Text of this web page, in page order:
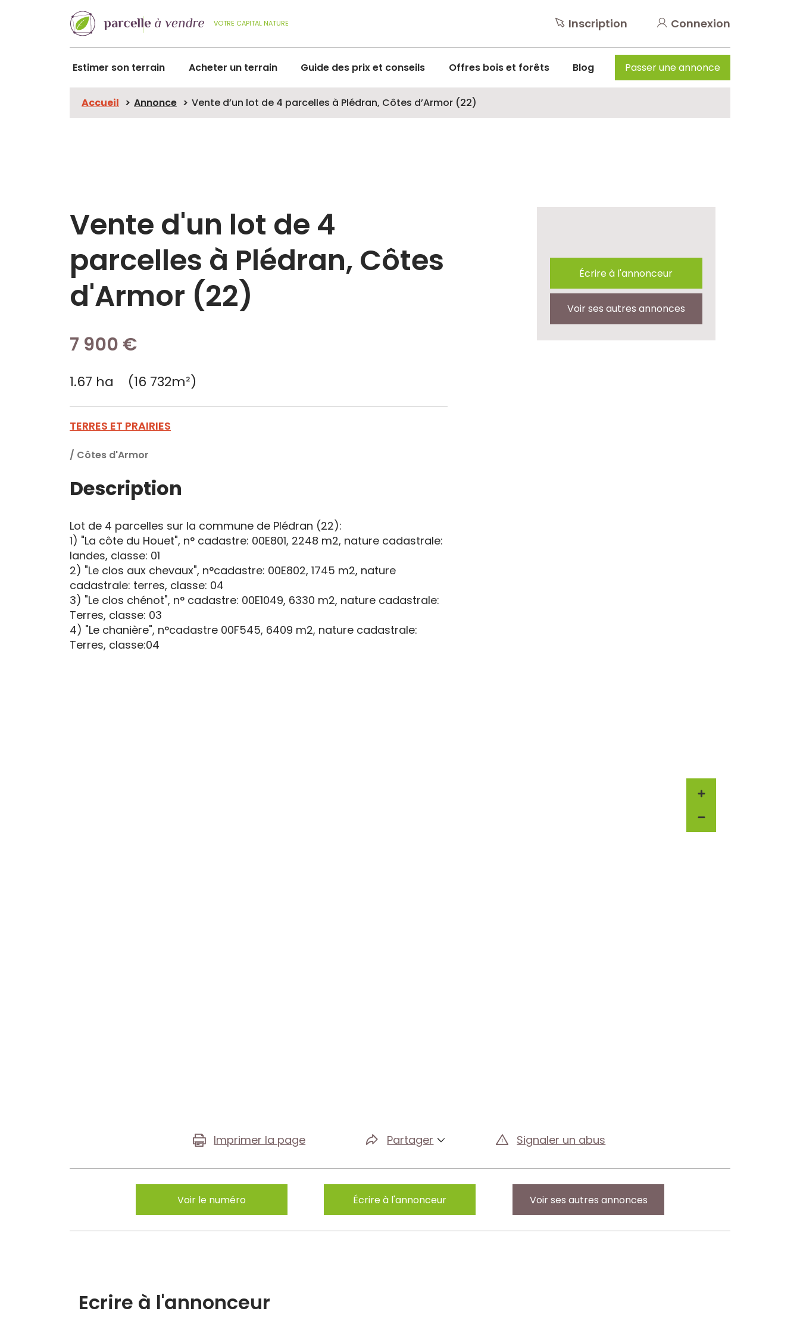
VOTRE CAPITAL NATURE Inscription Connexion
Estimer son terrain Acheter un terrain Guide des prix et conseils Offres bois et forêts Blog Passer une annonce
Accueil Annonce Vente d’un lot de 4 parcelles à Plédran, Côtes d’Armor (22)
Vente d'un lot de 4
parcelles à Plédran, Côtes
d'Armor (22)
7 900 €
1.67 ha (16 732m²)
TERRES ET PRAIRIES
/ Côtes d'Armor
Description
Lot de 4 parcelles sur la commune de Plédran (22):
1) "La côte du Houet", n° cadastre: 00E801, 2248 m2, nature cadastrale:
landes, classe: 01
2) "Le clos aux chevaux", n°cadastre: 00E802, 1745 m2, nature
cadastrale: terres, classe: 04
3) "Le clos chénot", n° cadastre: 00E1049, 6330 m2, nature cadastrale:
Terres, classe: 03
4) "Le chanière", n°cadastre 00F545, 6409 m2, nature cadastrale:
Terres, classe:04
Écrire à l'annonceur
Voir ses autres annonces
Imprimer la page Partager Signaler un abus
Voir le numéro Écrire à l'annonceur Voir ses autres annonces
Ecrire à l'annonceur